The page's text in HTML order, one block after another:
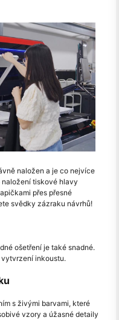
naložen a je co nejvíce
tiskové hlavy
přes přesné
svědky zázraku návrhů!
ošetření je také snadné.
inkoustu.
s živými barvami, které
vzory a úžasné detaily